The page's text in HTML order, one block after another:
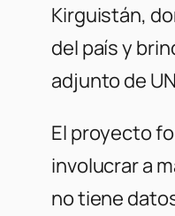
Kirguistán,
del país y
adjunto de
El proyecto
involucrar a
no tiene